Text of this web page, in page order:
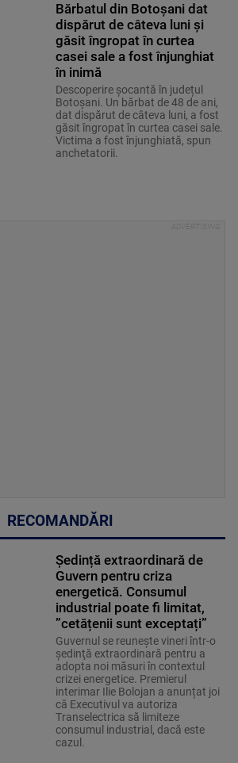
Bărbatul din Botoșani dat
dispărut de câteva luni și
găsit îngropat în curtea
casei sale a fost înjunghiat
în inimă
Descoperire șocantă în județul
Botoșani. Un bărbat de 48 de ani,
dat dispărut de câteva luni, a fost
găsit îngropat în curtea casei sale.
Victima a fost înjunghiată, spun
anchetatorii.
RECOMANDĂRI
Ședință extraordinară de
Guvern pentru criza
energetică. Consumul
industrial poate fi limitat,
”cetățenii sunt exceptați”
Guvernul se reuneşte vineri într-o
şedinţă extraordinară pentru a
adopta noi măsuri în contextul
crizei energetice. Premierul
interimar Ilie Bolojan a anunțat joi
că Executivul va autoriza
Transelectrica să limiteze
consumul industrial, dacă este
cazul.